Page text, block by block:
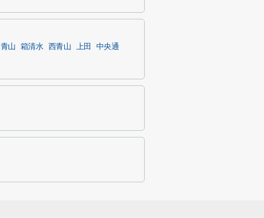
青山 箱清水 西青山 上田
中央通